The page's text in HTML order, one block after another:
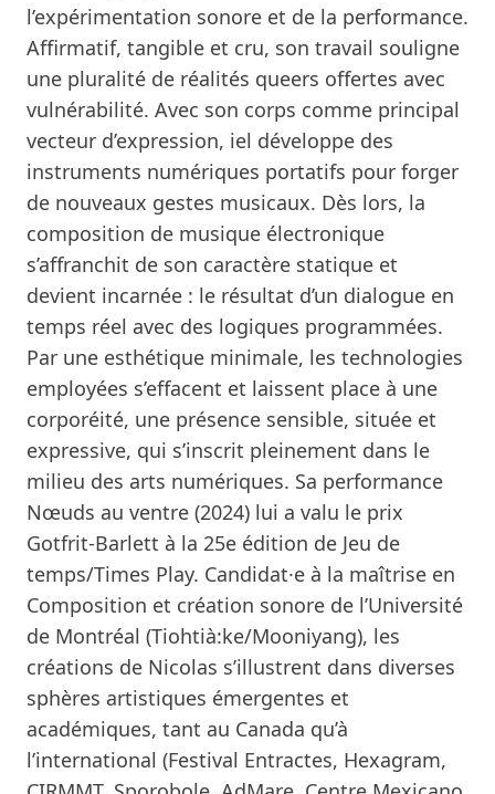
l’expérimentation sonore et de la performance.
Affirmatif, tangible et cru, son travail souligne
une pluralité de réalités queers offertes avec
vulnérabilité. Avec son corps comme principal
vecteur d’expression, iel développe des
instruments numériques portatifs pour forger
de nouveaux gestes musicaux. Dès lors, la
composition de musique électronique
s’affranchit de son caractère statique et
devient incarnée : le résultat d’un dialogue en
temps réel avec des logiques programmées.
Par une esthétique minimale, les technologies
employées s’effacent et laissent place à une
corporéité, une présence sensible, située et
expressive, qui s’inscrit pleinement dans le
milieu des arts numériques. Sa performance
Nœuds au ventre (2024) lui a valu le prix
Gotfrit-Barlett à la 25e édition de Jeu de
temps/Times Play. Candidat·e à la maîtrise en
Composition et création sonore de l’Université
de Montréal (Tiohtià:ke/Mooniyang), les
créations de Nicolas s’illustrent dans diverses
sphères artistiques émergentes et
académiques, tant au Canada qu’à
l’international (Festival Entractes, Hexagram,